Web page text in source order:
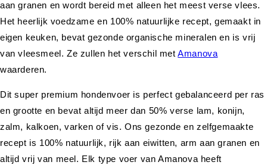
aan granen en wordt bereid met alleen het meest verse vlees.
Het heerlijk voedzame en 100% natuurlijke recept, gemaakt in
eigen keuken, bevat gezonde organische mineralen en is vrij
van vleesmeel. Ze zullen het verschil metAmanova
waarderen.
Dit super premium hondenvoer is perfect gebalanceerd per ras
en grootte en bevat altijd meer dan 50% verse lam, konijn,
zalm, kalkoen, varken of vis. Ons gezonde en zelfgemaakte
recept is 100% natuurlijk, rijk aan eiwitten, arm aan granen en
altijd vrij van meel. Elk type voer van Amanova heeft